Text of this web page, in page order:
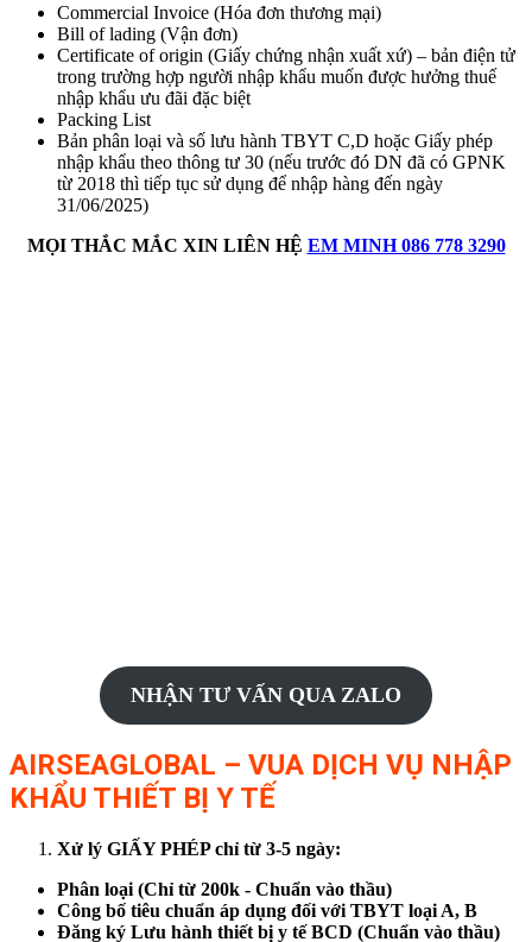
Commercial Invoice (Hóa đơn thương mại)
Bill of lading (Vận đơn)
Certificate of origin (Giấy chứng nhận xuất xứ) – bản điện tử
trong trường hợp người nhập khẩu muốn được hưởng thuế
nhập khẩu ưu đãi đặc biệt
Packing List
Bản phân loại và số lưu hành TBYT C,D hoặc Giấy phép
nhập khẩu theo thông tư 30 (nếu trước đó DN đã có GPNK
từ 2018 thì tiếp tục sử dụng để nhập hàng đến ngày
31/06/2025)
MỌI THẮC MẮC XIN LIÊN HỆ EM MINH 086 778 3290
NHẬN TƯ VẤN QUA ZALO
AIRSEAGLOBAL – VUA DỊCH VỤ NHẬP
KHẨU THIẾT BỊ Y TẾ
Xử lý GIẤY PHÉP chỉ từ 3-5 ngày:
Phân loại (Chỉ từ 200k - Chuẩn vào thầu)
Công bố tiêu chuẩn áp dụng đối với TBYT loại A, B
Đăng ký Lưu hành thiết bị y tế BCD (Chuẩn vào thầu)